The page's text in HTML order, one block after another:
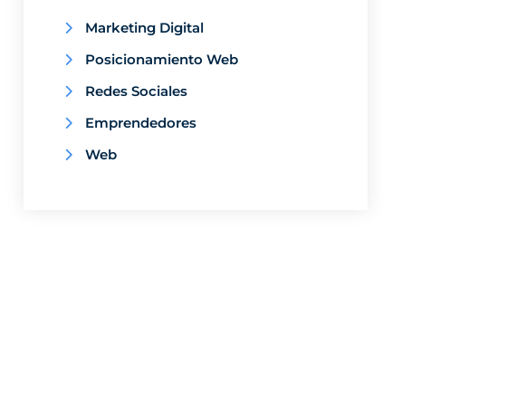
Marketing Digital
Posicionamiento Web
Redes Sociales
Emprendedores
Web